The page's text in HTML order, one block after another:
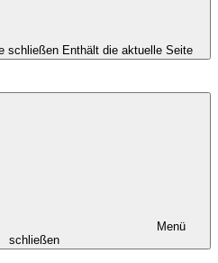
schließen Enthält die aktuelle Seite
Menü
schließen